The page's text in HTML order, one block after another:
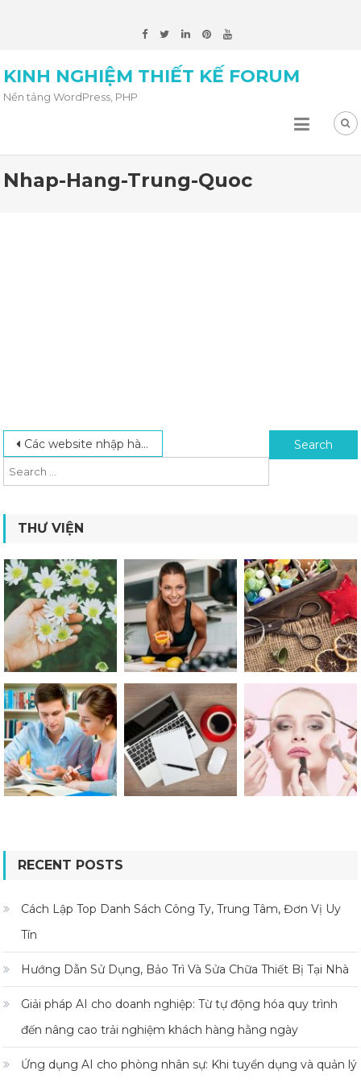
KINH NGHIỆM THIẾT KẾ FORUM
Nền tảng WordPress, PHP
Nhap-Hang-Trung-Quoc
Post navigation
Các website nhập hàng Trung Quốc mà dân buôn cần biết Search for:
THƯ VIỆN
RECENT POSTS
Cách Lập Top Danh Sách Công Ty, Trung Tâm, Đơn Vị Uy
Tín
Hướng Dẫn Sử Dụng, Bảo Trì Và Sửa Chữa Thiết Bị Tại Nhà
Giải pháp AI cho doanh nghiệp: Từ tự động hóa quy trình
đến nâng cao trải nghiệm khách hàng hằng ngày
Ứng dụng AI cho phòng nhân sự: Khi tuyển dụng và quản lý